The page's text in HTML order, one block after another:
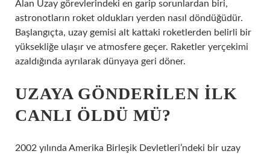
Alan Uzay görevlerindeki en garip sorunlardan biri,
astronotların roket oldukları yerden nasıl döndüğüdür.
Başlangıçta, uzay gemisi alt kattaki roketlerden belirli bir
yüksekliğe ulaşır ve atmosfere geçer. Raketler yerçekimi
azaldığında ayrılarak dünyaya geri döner.
UZAYA GÖNDERILEN ILK
CANLI ÖLDÜ MÜ?
2002 yılında Amerika Birleşik Devletleri’ndeki bir uzay